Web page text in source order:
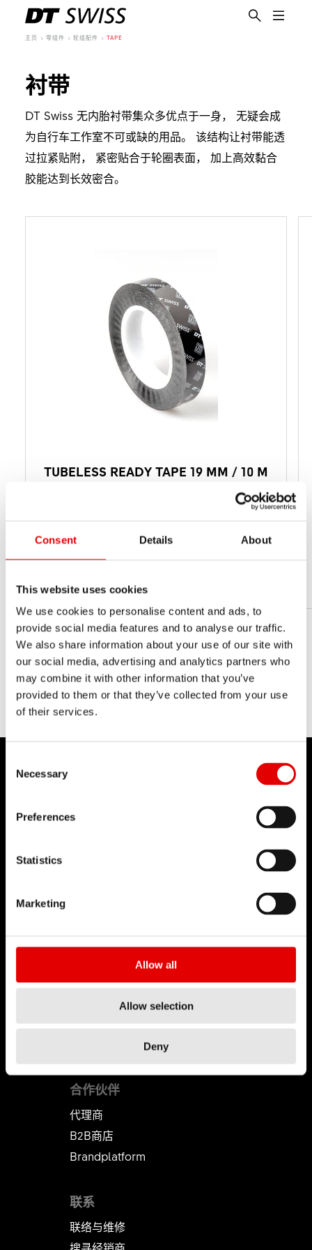
Consent Details About
This website uses cookies
We use cookies to personalise content and ads, to
provide social media features and to analyse our traffic.
We also share information about your use of our site with
our social media, advertising and analytics partners who
may combine it with other information that you’ve
provided to them or that they’ve collected from your use
of their services.
Necessary
Preferences
Statistics
Marketing
Allow all
Allow selection
Deny
主页 零组件 轮组配件 TAPE
衬带
DT Swiss 无内胎衬带集众多优点于一身， 无疑会成
为自行车工作室不可或缺的用品。 该结构让衬带能透
过拉紧贴附， 紧密贴合于轮圈表面， 加上高效黏合
胶能达到长效密合。
TUBELESS READY TAPE 19 MM / 10 M
建议的轮圈内宽 17 mm
寬度 1[MM] (B1)
DT SWISS
工作机会-职涯
工作环境
联系
联络与维修
合作伙伴
代理商
B2B商店
Brandplatform